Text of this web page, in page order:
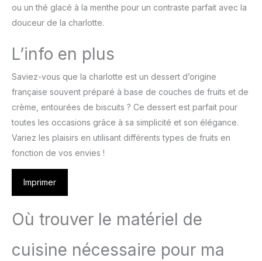
ou un thé glacé à la menthe pour un contraste parfait avec la
douceur de la charlotte.
L’info en plus
Saviez-vous que la charlotte est un dessert d’origine
française souvent préparé à base de couches de fruits et de
crème, entourées de biscuits ? Ce dessert est parfait pour
toutes les occasions grâce à sa simplicité et son élégance.
Variez les plaisirs en utilisant différents types de fruits en
fonction de vos envies !
Imprimer
Où trouver le matériel de
cuisine nécessaire pour ma